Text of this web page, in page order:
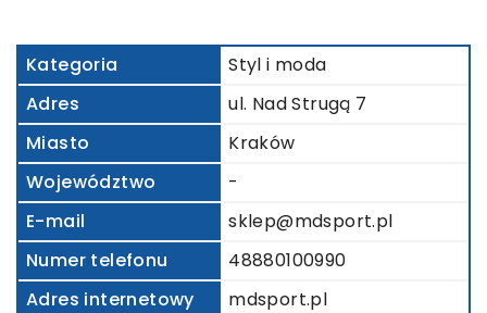
Kategoria
Styl i moda
Adres
ul. Nad Strugą 7
Miasto
Kraków
Województwo
-
E-mail
sklep@mdsport.pl
Numer telefonu
48880100990
Adres internetowy
mdsport.pl